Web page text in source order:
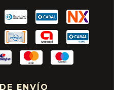
ENVÍO